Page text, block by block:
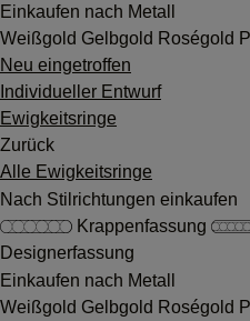
Einkaufen nach Metall
Weißgold Gelbgold Roségold
Neu eingetroffen
Individueller Entwurf
Ewigkeitsringe
Zurück
Alle Ewigkeitsringe
Nach Stilrichtungen einkaufen
Krappenfassung
Designerfassung
Einkaufen nach Metall
Weißgold Gelbgold Roségold